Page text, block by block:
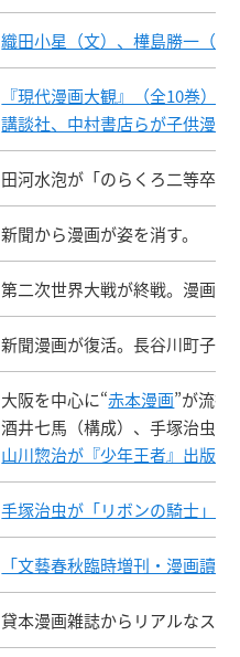
織田小星（文）、樺島勝一（
『現代漫画大観』（全10巻）
講談社、中村書店らが子供漫画
田河水泡が「のらくろ二等卒
新聞から漫画が姿を消す。
第二次世界大戦が終戦。漫画
新聞漫画が復活。長谷川町子
大阪を中心に“赤本漫画”が流行
酒井七馬（構成）、手塚治虫
山川惣治が『少年王者』出版
手塚治虫が「リボンの騎士」を
「文藝春秋臨時増刊・漫画讀
貸本漫画雑誌からリアルなスト